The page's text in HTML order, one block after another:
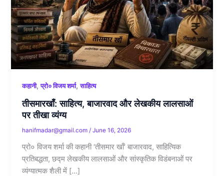
कहानी,प्रो० विजय शर्मा,साहित्य
तीसमारखाँ: साहित्य, बाजारवाद और लेखकीय लालसाओं
पर तीखा व्यंग्य
hanifmadar@gmail.com/June 16, 2026
प्रो० विजय शर्मा की कहानी ‘तीसमार खाँ’ बाजारवाद, साहित्यिक
प्रतिबद्धता, छद्म लेखकीय लालसाओं और सांस्कृतिक विडंबनाओं पर
व्यंग्यात्मक शैली में […]